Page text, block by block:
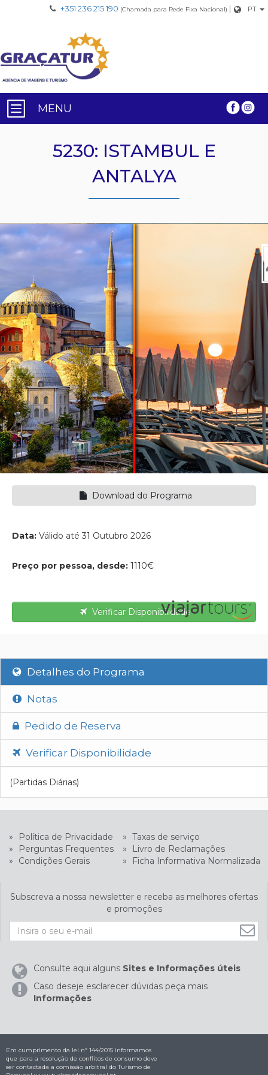
+351 236 215 190 (Chamada para Rede Fixa Nacional) | PT
MENU
5230: ISTAMBUL E
ANTALYA
Download do Programa
Data: Válido até 31 Outubro 2026
Preço por pessoa, desde: 1110€
Verificar Disponibilidade
Detalhes do Programa
Notas
Pedido de Reserva
Verificar Disponibilidade
(Partidas Diárias)
» Política de Privacidade » Taxas de serviço
»
Perguntas Frequentes »
Livro de Reclamações
»
Condições Gerais » Ficha Informativa Normalizada
Subscreva a nossa newsletter e receba as melhores ofertas
e promoções
Consulte aqui alguns Sites e Informações úteis
Caso deseje esclarecer dúvidas peça mais
Informações
Em cumprimento da lei nº 144/2015 informamos
que para a resolução de conflitos de consumo deve
ser contactada a comissão arbitral do Turismo de